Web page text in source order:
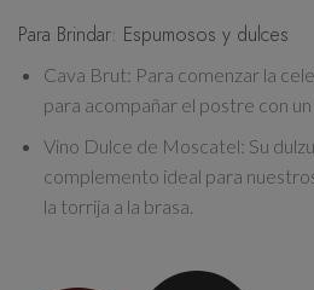
Para Brindar: Espumosos y dulces
Cava Brut: Para comenzar la
para acompañar el postre con
Vino Dulce de Moscatel: Su
complemento ideal para
la torrija a la brasa.